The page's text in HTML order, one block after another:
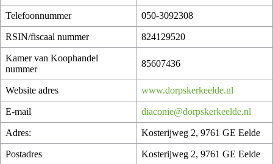
Telefoonnummer 050-3092308
RSIN/fiscaal nummer 824129520
Kamer van Koophandel
nummer
85607436
Website adres www.dorpskerkeelde.nl
E-mail diaconie@dorpskerkeelde.nl
Adres: Kosterijweg 2, 9761 GE Eelde
Postadres
Kosterijweg 2, 9761 GE Eelde